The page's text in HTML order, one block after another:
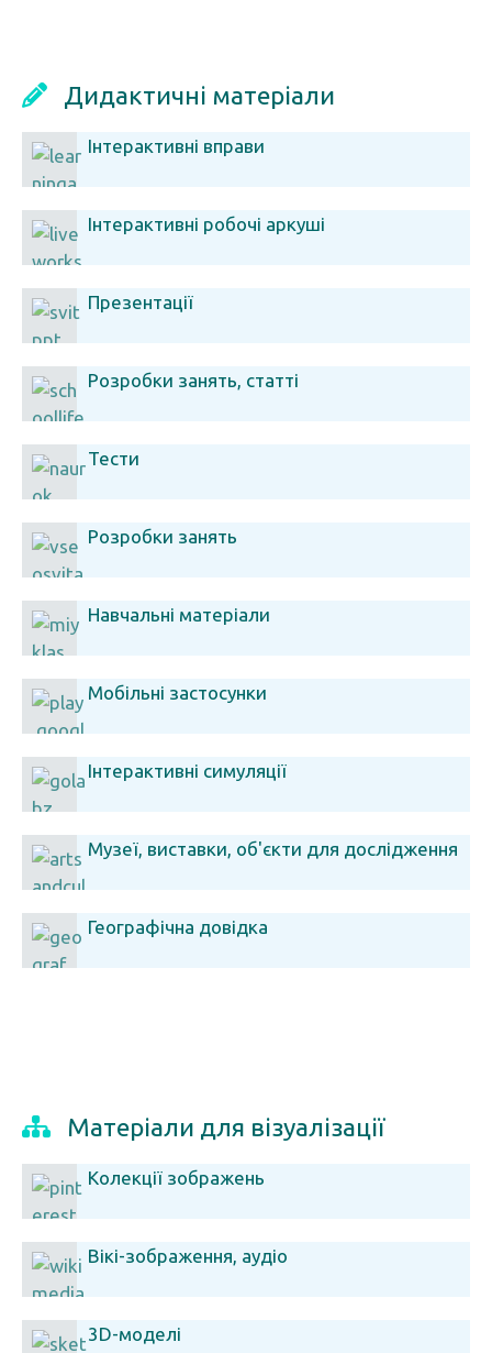
Дидактичні матеріали
Інтерактивні вправи
Інтерактивні робочі аркуші
Презентації
Розробки занять, статті
Тести
Розробки занять
Навчальні матеріали
Мобільні застосунки
Інтерактивні симуляції
Музеї, виставки, об'єкти для дослідження
Географічна довідка
Матеріали для візуалізації
Колекції зображень
Вікі-зображення, аудіо
3D-моделі